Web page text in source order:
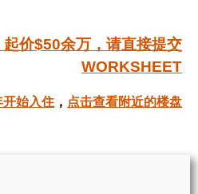
地产
录
起价$50余万，请直接提交
WORKSHEET
开始入住 ， 点击查看附近的楼盘